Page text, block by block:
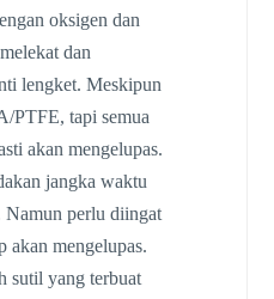
oksigen dan
dan
lengket. Meskipun
PTFE, tapi semua
akan mengelupas.
jangka waktu
Namun perlu diingat
akan mengelupas.
sutil yang terbuat